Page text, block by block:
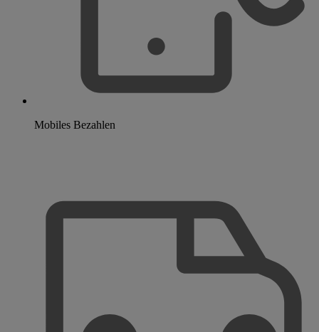
Mobiles Bezahlen